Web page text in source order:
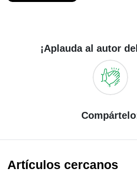
¡Aplauda al autor
Artículos cercanos